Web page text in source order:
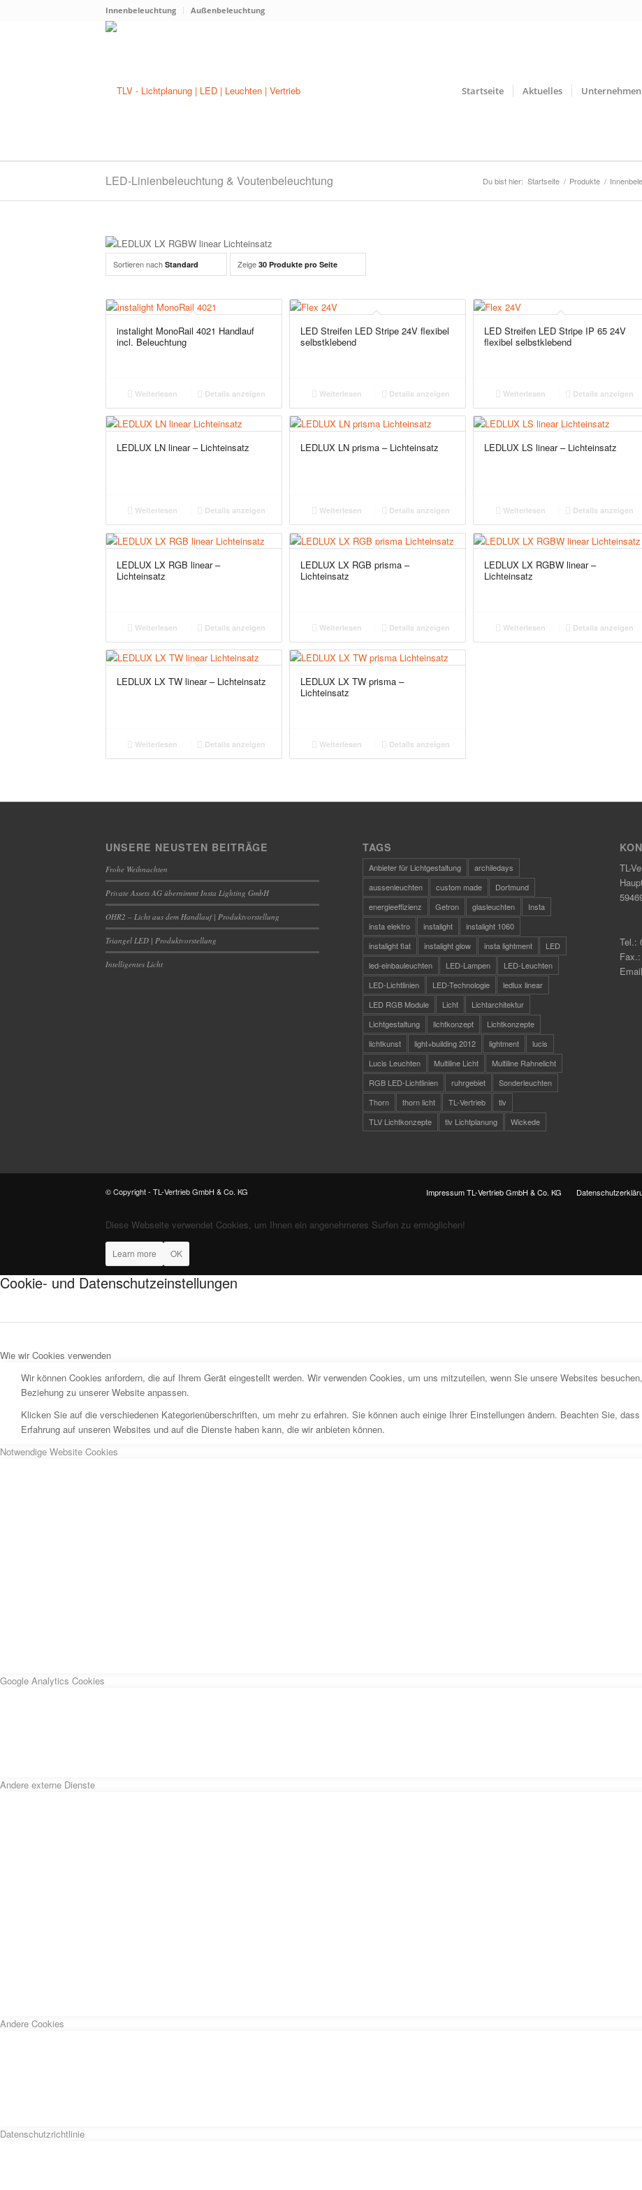
Innenbeleuchtung Außenbeleuchtung
Startseite Aktuelles Unternehmen
LED-Linienbeleuchtung & Voutenbeleuchtung Du bist hier: Startseite / Produkte /
Sortieren nach Standard Zeige 30 Produkte pro Seite
instalight MonoRail 4021 Handlauf
incl. Beleuchtung
Weiterlesen Details anzeigen
LED Streifen LED Stripe 24V flexibel
selbstklebend
Weiterlesen Details anzeigen
LED Streifen LED Stripe IP 65 24V
flexibel selbstklebend
Weiterlesen Details anzeigen
LEDLUX LN linear – Lichteinsatz
Weiterlesen Details anzeigen
LEDLUX LN prisma – Lichteinsatz
Weiterlesen Details anzeigen
LEDLUX LS linear – Lichteinsatz
Weiterlesen Details anzeigen
LEDLUX LX RGB linear –
Lichteinsatz
Weiterlesen Details anzeigen
LEDLUX LX RGB prisma –
Lichteinsatz
Weiterlesen Details anzeigen
LEDLUX LX RGBW linear –
Lichteinsatz
Weiterlesen Details anzeigen
LEDLUX LX TW linear – Lichteinsatz
Weiterlesen Details anzeigen
LEDLUX LX TW prisma –
Lichteinsatz
Weiterlesen Details anzeigen
UNSERE NEUSTEN BEITRÄGE
Frohe Weihnachten
Private Assets AG übernimmt Insta Lighting GmbH
OHR2 – Licht aus dem Handlauf | Produktvorstellung
Triangel LED | Produktvorstellung
Intelligentes Licht
TAGS
Anbieter für Lichtgestaltung
archiledays
aussenleuchten
custom made
Dortmund
energieeffizienz
Getron glasleuchten
Insta
insta elektro
instalight
instalight 1060
instalight flat
instalight glow insta lightment
LED
led-einbauleuchten
LED-Lampen
LED-Leuchten
LED-Lichtlinien
LED-Technologie
ledlux linear
LED RGB Module
Licht
Lichtarchitektur
Lichtgestaltung
lichtkonzept
Lichtkonzepte
lichtkunst
light+building 2012 lightment
lucis
Lucis Leuchten
Multiline Licht
Multiline Rahnelicht
RGB LED-Lichtlinien
ruhrgebiet
Sonderleuchten
Thorn
thorn licht TL-Vertrieb
tlv
TLV Lichtkonzepte
tlv Lichtplanung Wickede
TL-
Tel.:
© Copyright - TL-Vertrieb GmbH & Co. KG Impressum TL-Vertrieb GmbH & Co. KG
Diese Webseite verwendet Cookies, um Ihnen ein angenehmeres Surfen zu ermöglichen!
Learn more OK
Cookie- und Datenschutzeinstellungen
Wie wir Cookies verwenden
Wir können Cookies anfordern, die auf Ihrem Gerät eingestellt werden. Wir verwenden Cookies, um uns mitzuteilen, wenn Sie unsere Websites
Beziehung zu unserer Website anpassen.
Klicken Sie auf die verschiedenen Kategorienüberschriften, um mehr zu erfahren. Sie können auch einige Ihrer Einstellungen ändern. Beachten Sie,
Erfahrung auf unseren Websites und auf die Dienste haben kann, die wir anbieten können.
Notwendige Website Cookies
Google Analytics Cookies
Andere externe Dienste
Andere Cookies
Datenschutzrichtlinie